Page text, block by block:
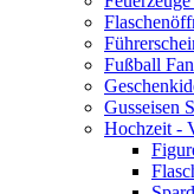
Fußball
Gusseisen
Hochzeit -